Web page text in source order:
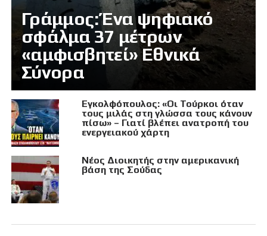
Γράμμος: Ένα ψηφιακό
σφάλμα 37 μέτρων
«αμφισβητεί» Εθνικά
Σύνορα
Εγκολφόπουλος: «Οι Τούρκοι όταν
τους μιλάς στη γλώσσα τους κάνουν
πίσω» – Γιατί βλέπει ανατροπή του
ενεργειακού χάρτη
Νέος Διοικητής στην αμερικανική
βάση της Σούδας